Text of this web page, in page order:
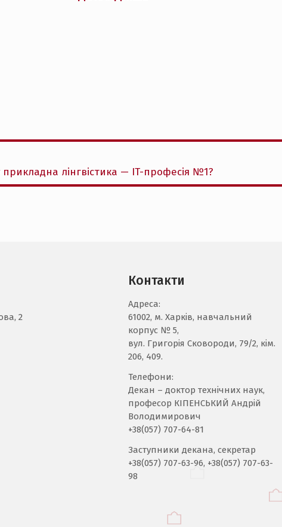
лінгвістика — IT-професія №1?
2
Контакти
Адреса:
61002, м. Харків, навчальний
корпус № 5,
вул. Григорія Сковороди, 79/2, кім.
206, 409.
Телефони:
Декан – доктор технічних наук,
професор КІПЕНСЬКИЙ Андрій
Володимирович
+38(057) 707-64-81
Заступники декана, секретар
+38(057) 707-63-96, +38(057) 707-63-
98